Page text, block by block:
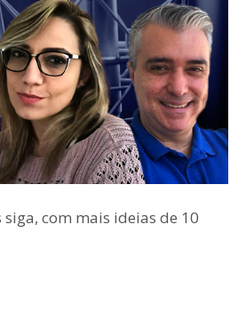
com mais ideias de 10